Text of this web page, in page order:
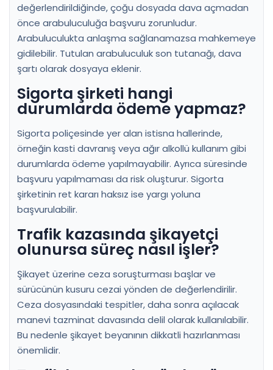
değerlendirildiğinde, çoğu dosyada dava açmadan
önce arabuluculuğa başvuru zorunludur.
Arabuluculukta anlaşma sağlanamazsa mahkemeye
gidilebilir. Tutulan arabuluculuk son tutanağı, dava
şartı olarak dosyaya eklenir.
Sigorta şirketi hangi
durumlarda ödeme yapmaz?
Sigorta poliçesinde yer alan istisna hallerinde,
örneğin kasti davranış veya ağır alkollü kullanım gibi
durumlarda ödeme yapılmayabilir. Ayrıca süresinde
başvuru yapılmaması da risk oluşturur. Sigorta
şirketinin ret kararı haksız ise yargı yoluna
başvurulabilir.
Trafik kazasında şikayetçi
olunursa süreç nasıl işler?
Şikayet üzerine ceza soruşturması başlar ve
sürücünün kusuru cezai yönden de değerlendirilir.
Ceza dosyasındaki tespitler, daha sonra açılacak
manevi tazminat davasında delil olarak kullanılabilir.
Bu nedenle şikayet beyanının dikkatli hazırlanması
önemlidir.